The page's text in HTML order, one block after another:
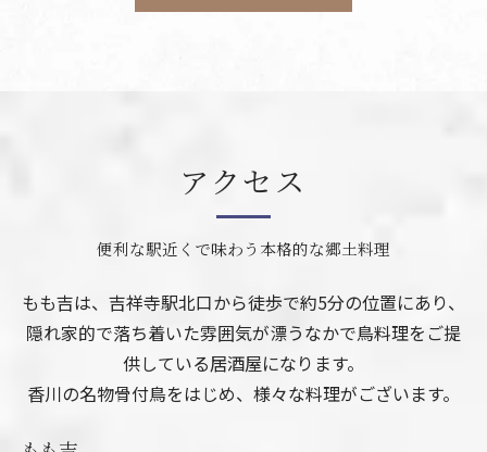
便利な駅近くで味わう本格的な郷土料理
アクセス
もも吉は、吉祥寺駅北口から徒歩で約5分の位置にあり、
隠れ家的で落ち着いた雰囲気が漂うなかで鳥料理をご提
供している居酒屋になります。
香川の名物骨付鳥をはじめ、様々な料理がございます。